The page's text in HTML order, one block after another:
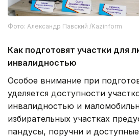
Фото: Александр Павский /Kazinform
Как подготовят участки для
инвалидностью
Особое внимание при
уделяется доступности
инвалидностью и
избирательных участках
пандусы, поручни и